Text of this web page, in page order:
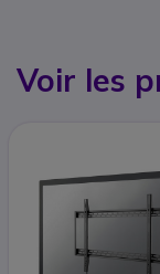
Voir les